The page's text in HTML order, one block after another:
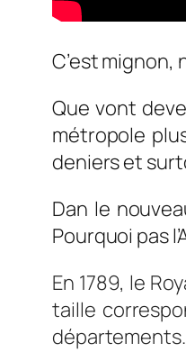
C’est mignon,
Que vont
métropole
deniers et
Dan le
Pourquoi pas
En 1789, le
taille
départements.